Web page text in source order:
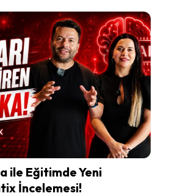
ile Eğitimde Yeni
İncelemesi!